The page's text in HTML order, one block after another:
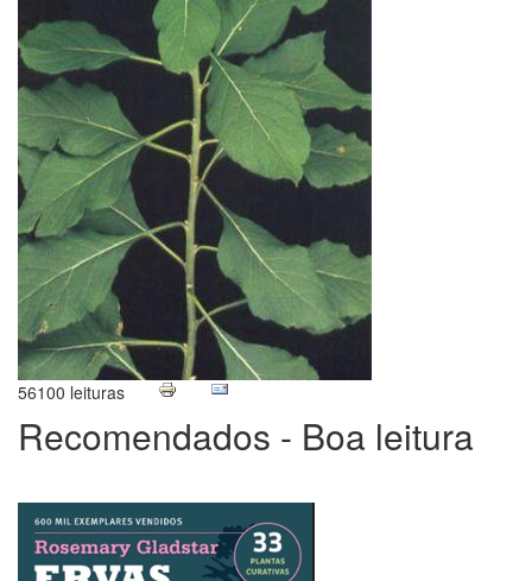
56100 leituras
Recomendados - Boa leitura